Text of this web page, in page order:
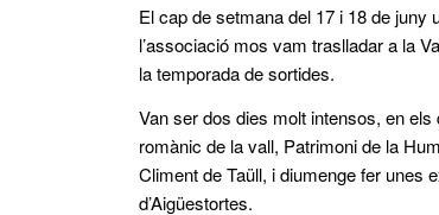
El cap de setmana del 17 i 18 de juny
l’associació mos vam traslladar a la
la temporada de sortides.
Van ser dos dies molt intensos, en
romànic de la vall, Patrimoni de la
Climent de Taüll, i diumenge fer unes
d’Aigüestortes.